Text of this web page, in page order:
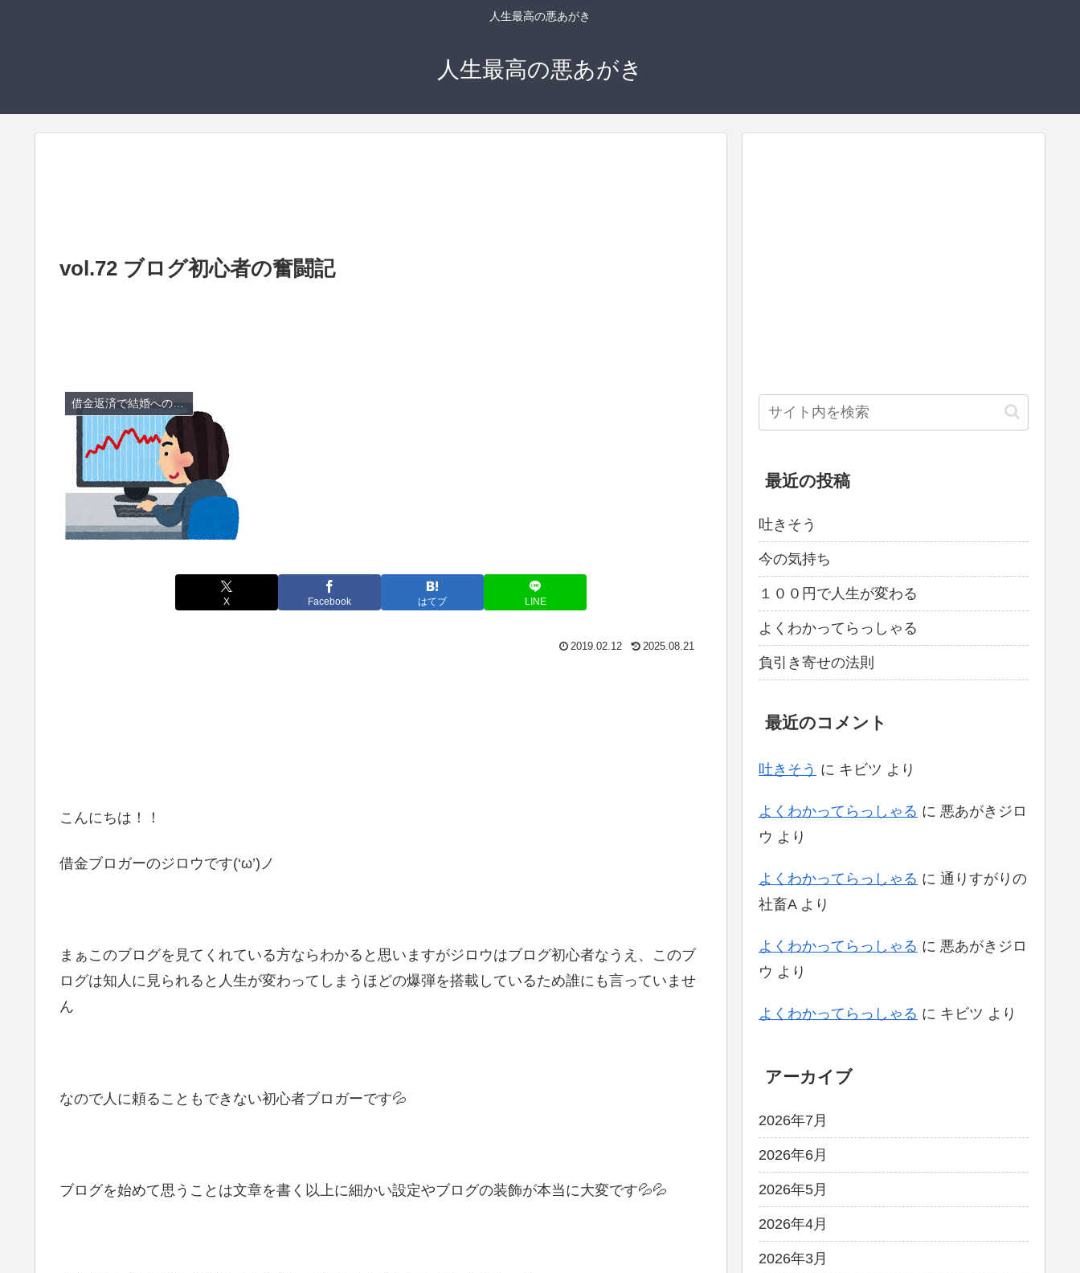
人生最高の悪あがき
人生最高の悪あがき
vol.72 ブログ初心者の奮闘記
借金返済で結婚への道のり
X Facebook はてブ LINE
2019.02.12 2025.08.21
こんにちは！！
借金ブロガーのジロウです(‘ω’)ノ
まぁこのブログを見てくれている方ならわかると思いますがジロウはブログ初心者なうえ、このブ
ログは知人に見られると人生が変わってしまうほどの爆弾を搭載しているため誰にも言っていませ
ん
なので人に頼ることもできない初心者ブロガーです💦
ブログを始めて思うことは文章を書く以上に細かい設定やブログの装飾が本当に大変です💦💦
最近の投稿
吐きそう
今の気持ち
１００円で人生が変わる
よくわかってらっしゃる
負引き寄せの法則
最近のコメント
吐きそう に キビツ より
よくわかってらっしゃる に 悪あがきジロ
ウ より
よくわかってらっしゃる に 通りすがりの
社畜Aより
よくわかってらっしゃる に 悪あがきジロ
ウ より
よくわかってらっしゃる に キビツ より
アーカイブ
2026年7月
2026年6月
2026年5月
2026年4月
2026年3月